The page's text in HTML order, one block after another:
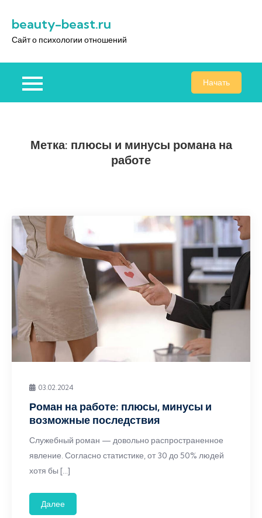
содержимому
beauty-beast.ru
Сайт о психологии отношений
Начать
Метка: плюсы и минусы романа на
работе
03.02.2024
Роман на работе: плюсы, минусы и
возможные последствия
Служебный роман — довольно распространенное
явление. Согласно статистике, от 30 до 50% людей
хотя бы […]
Далее